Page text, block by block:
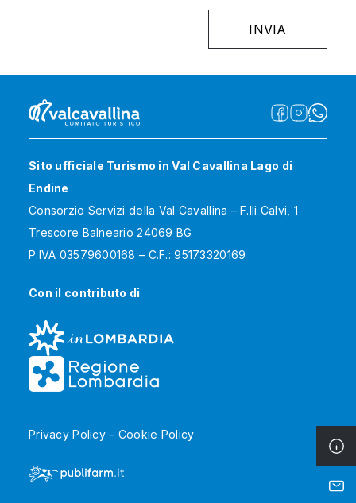
Sito ufficiale Turismo in Val Cavallina Lago di
Endine
Consorzio Servizi della Val Cavallina – F.lli Calvi, 1
Trescore Balneario 24069 BG
P.IVA 03579600168 – C.F.: 95173320169
Con il contributo di
Privacy Policy– Cookie Policy